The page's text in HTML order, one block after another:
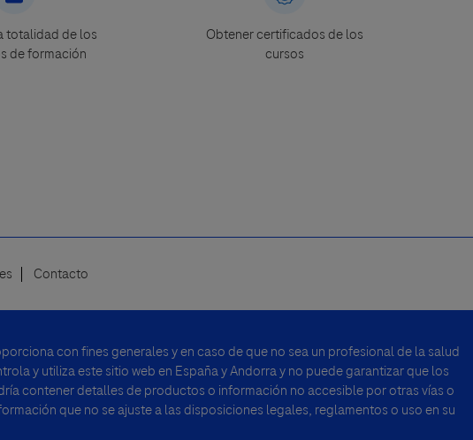
totalidad de los
de formación
Obtener certificados de los
cursos
Contacto
con fines generales y en caso de que no sea un profesional de la salud
y utiliza este sitio web en España y Andorra y no puede garantizar que los
contener detalles de productos o información no accesible por otras vías o
que no se ajuste a las disposiciones legales, reglamentos o uso en su